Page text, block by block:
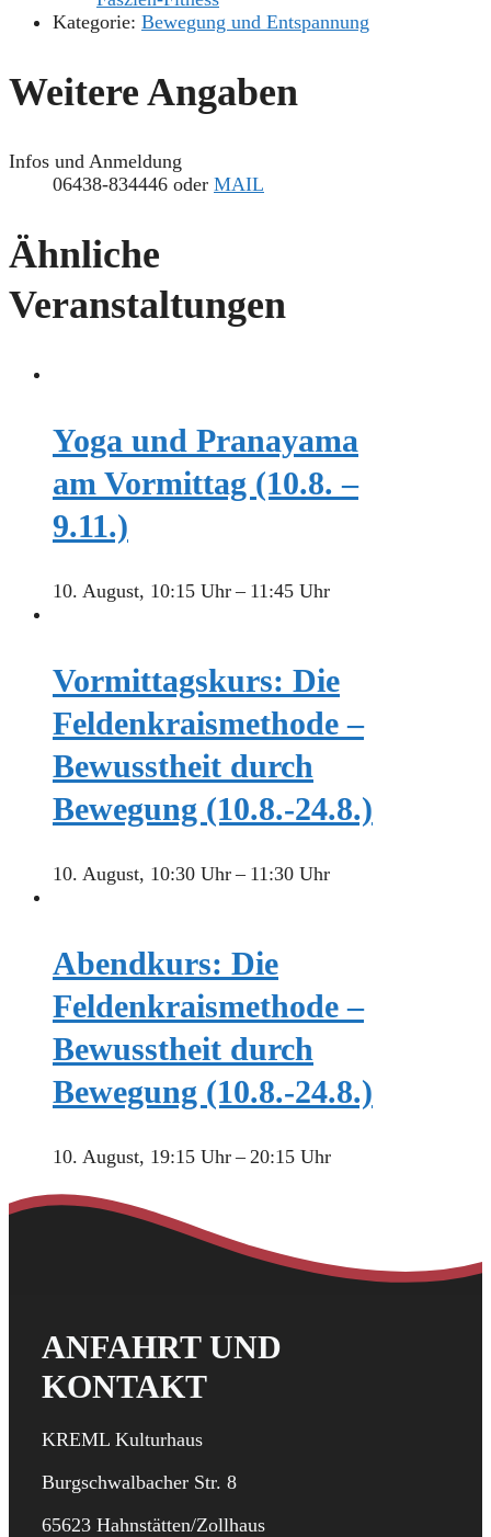
Kategorie: Bewegung und Entspannung
Weitere Angaben
Infos und Anmeldung
06438-834446 oder MAIL
Ähnliche
Veranstaltungen
Yoga und Pranayama
am Vormittag (10.8. –
9.11.)
10. August, 10:15 Uhr– 11:45 Uhr
Vormittagskurs: Die
Feldenkraismethode –
Bewusstheit durch
Bewegung (10.8.-24.8.)
10. August, 10:30 Uhr– 11:30 Uhr
Abendkurs: Die
Feldenkraismethode –
Bewusstheit durch
Bewegung (10.8.-24.8.)
10. August, 19:15 Uhr– 20:15 Uhr
ANFAHRT UND
KONTAKT
KREML Kulturhaus
Burgschwalbacher Str. 8
65623 Hahnstätten/Zollhaus